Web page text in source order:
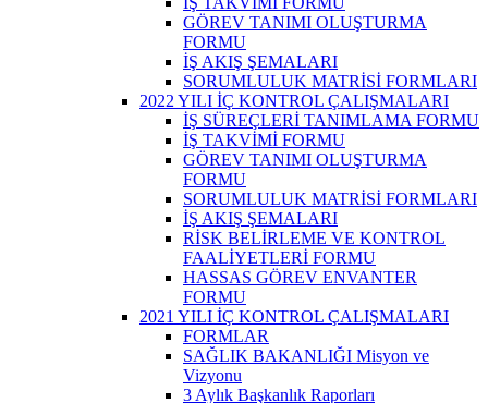
GÖREV TANIMI OLUŞTURMA
FORMU
İŞ AKIŞ ŞEMALARI
SORUMLULUK MATRİSİ FORMLARI
2022 YILI İÇ KONTROL ÇALIŞMALARI
İŞ SÜREÇLERİ TANIMLAMA FORMU
İŞ TAKVİMİ FORMU
GÖREV TANIMI OLUŞTURMA
FORMU
SORUMLULUK MATRİSİ FORMLARI
İŞ AKIŞ ŞEMALARI
RİSK BELİRLEME VE KONTROL
FAALİYETLERİ FORMU
HASSAS GÖREV ENVANTER
FORMU
2021 YILI İÇ KONTROL ÇALIŞMALARI
FORMLAR
SAĞLIK BAKANLIĞI Misyon ve
Vizyonu
3 Aylık Başkanlık Raporları